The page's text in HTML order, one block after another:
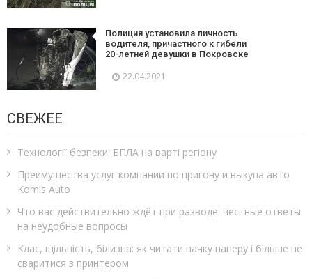
Полиция установила личность
водителя, причастного к гибели
20-летней девушки в Покровске
22.04.2021
СВЕЖЕЕ
Технології безпеки: БПЛА на варті регіону
Преимущества услуг компании по пригону и выкупа авто
Komis Auto
Что вас действительно ждёт при разводе: честные ответы
на неудобные вопросы
Клас, щільність, білизна: як читати пачку паперу і більше не
сваритися з принтером